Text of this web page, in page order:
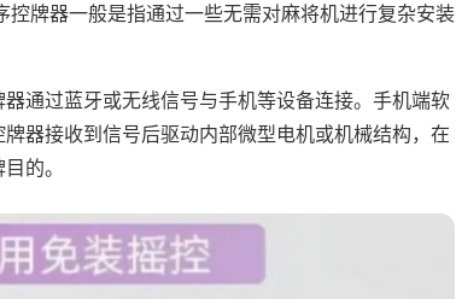
牌器一般是指通过一些无需对麻将机进行复杂安装
通过蓝牙或无线信号与手机等设备连接。手机端软
器接收到信号后驱动内部微型电机或机械结构，在
的。